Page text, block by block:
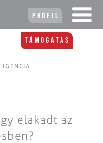
Profil
Támogatás
elakadt az